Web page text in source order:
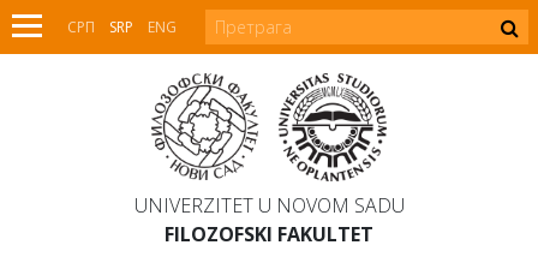
СРП SRP ENG
UNIVERZITET U NOVOM SADU
FILOZOFSKI FAKULTET